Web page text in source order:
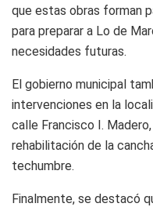
que estas obras forman
para preparar a Lo de
necesidades futuras.
El gobierno municipal
intervenciones en la
calle Francisco I.
rehabilitación de la
techumbre.
Finalmente, se destacó